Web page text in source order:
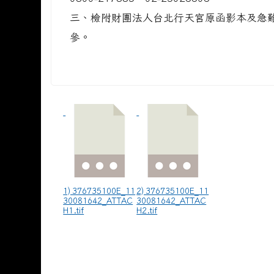
三、檢附財團法人台北行天宮原函影本及急
參。
1) 376735100E_11
30081642_ATTAC
H1.tif
2) 376735100E_11
30081642_ATTAC
H2.tif